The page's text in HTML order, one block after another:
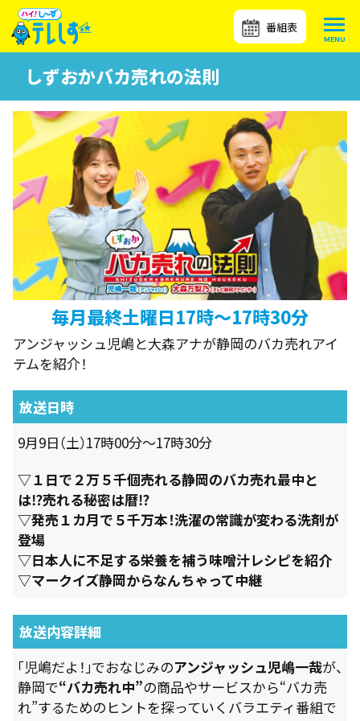
番組表
しずおかバカ売れの法則
毎月最終土曜日17時～17時30分
アンジャッシュ児嶋と大森アナが静岡のバカ売れアイ
テムを紹介！
放送日時
9月9日（土）17時00分～17時30分
▽１日で２万５千個売れる静岡のバカ売れ最中と
は⁉売れる秘密は暦⁉
▽発売１カ月で５千万本！洗濯の常識が変わる洗剤が
登場
▽日本人に不足する栄養を補う味噌汁レシピを紹介
▽マークイズ静岡からなんちゃって中継
放送内容詳細
「児嶋だよ！」でおなじみのアンジャッシュ児嶋一哉が、
静岡で“バカ売れ中”の商品やサービスから“バカ売
れ”するためのヒントを探っていくバラエティ番組で